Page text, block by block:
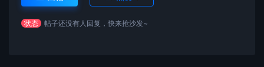
状态 帖子还没有人回复，快来抢沙发~